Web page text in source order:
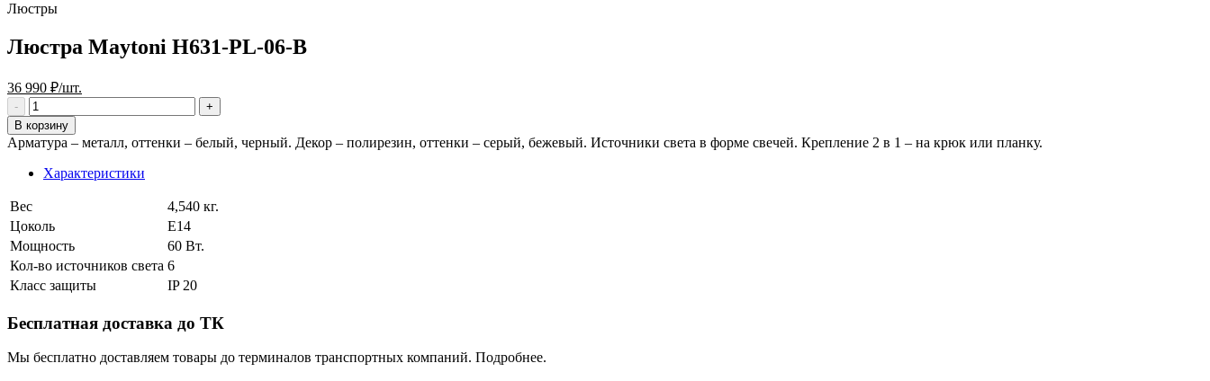
Люстры
Люстра Maytoni H631-PL-06-B
36 990 ₽/шт.
В корзину
Арматура – металл, оттенки – белый, черный. Декор – полирезин, оттенки – серый, бежевый. Источники света в форме свечей. Крепление 2 в 1 – на крюк или планку.
Характеристики
Вес
4,540 кг.
Цоколь
E14
Мощность
60 Вт.
Кол-во источников света 6
Класс защиты
IP 20
Бесплатная доставка до ТК
Мы бесплатно доставляем товары до терминалов транспортных компаний. Подробнее.